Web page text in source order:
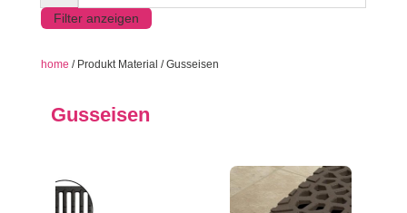
Filter anzeigen
home / Produkt Material / Gusseisen
Gusseisen